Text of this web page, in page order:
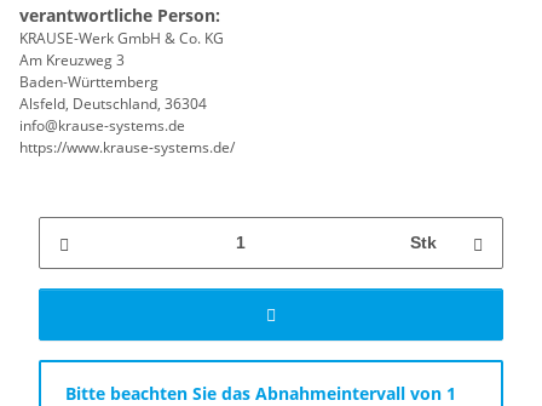
verantwortliche Person:
KRAUSE-Werk GmbH & Co. KG
Am Kreuzweg 3
Baden-Württemberg
Alsfeld, Deutschland, 36304
info@krause-systems.de
https://www.krause-systems.de/
Stk
x
Bitte beachten Sie das Abnahmeintervall von 1